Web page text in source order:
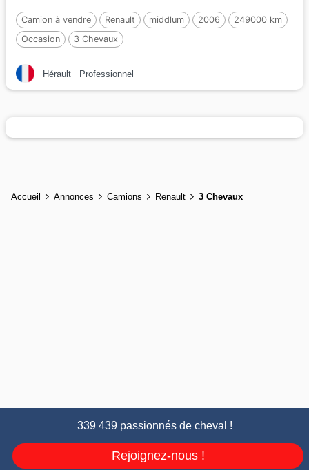
Camion à vendre Renault middlum 2006
249000 km
Occasion
3 Chevaux
Hérault Professionnel
Accueil Annonces Camions Renault 3 Chevaux
339 439 passionnés de cheval !
Rejoignez-nous !